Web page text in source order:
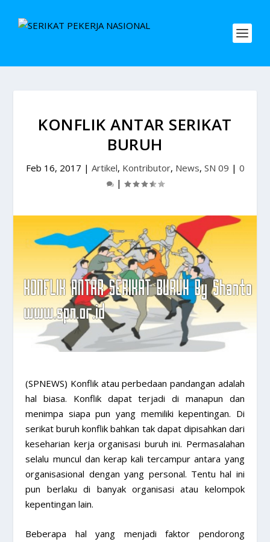
KONFLIK ANTAR SERIKAT
BURUH
Feb 16, 2017 | Artikel, Kontributor, News, SN 09 | 0
|
(SPNEWS) ​Konflik atau perbedaan pandangan adalah
hal biasa. Konflik dapat terjadi di manapun dan
menimpa siapa pun yang memiliki kepentingan. Di
serikat buruh konflik bahkan tak dapat dipisahkan dari
keseharian kerja organisasi buruh ini. Permasalahan
selalu muncul dan kerap kali tercampur antara yang
organisasional dengan yang personal. Tentu hal ini
pun berlaku di banyak organisasi atau kelompok
kepentingan lain.
Beberapa hal yang menjadi faktor pendorong